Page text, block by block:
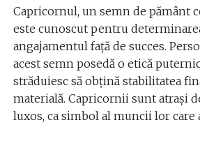
Capricornul, un semn de pământ
este cunoscut pentru
angajamentul față de succes.
acest semn posedă o etică
străduiesc să obțină stabilitatea
materială. Capricornii sunt atrași
luxos, ca simbol al muncii lor care